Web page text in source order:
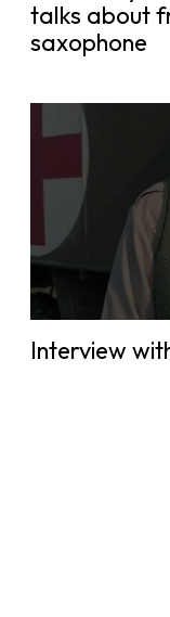
talks about
saxophone
Interview